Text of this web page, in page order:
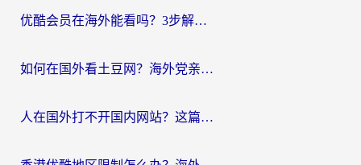
优酷会员在海外能看吗？3步解决海外追剧难题，附实测好用加速器推荐
如何在国外看土豆网？海外党亲测有效的追剧加速器选择指南
人在国外打不开国内网站？这篇攻略帮你无缝解锁国内资源（附交管12123使用技巧）